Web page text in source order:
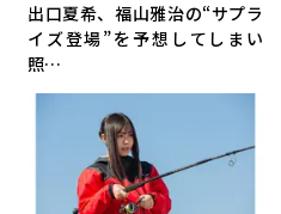
出口夏希、福山雅治の“サプラ
イズ登場”を予想してしまい
照…